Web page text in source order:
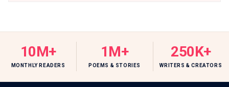
10M+
MONTHLY READERS
1M+
POEMS & STORIES
250K+
WRITERS & CREATORS